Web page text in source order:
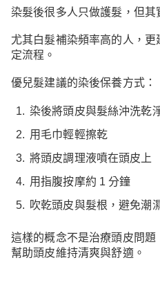
染髮後很多人只做護髮，但其
尤其白髮補染頻率高的人，更
定流程。
優兒髮建議的染後保養方式：
染後將頭皮與髮絲沖洗乾
用毛巾輕輕擦乾
將頭皮調理液噴在頭皮上
用指腹按摩約 1 分鐘
吹乾頭皮與髮根，避免潮
這樣的概念不是治療頭皮問題
幫助頭皮維持清爽與舒適。